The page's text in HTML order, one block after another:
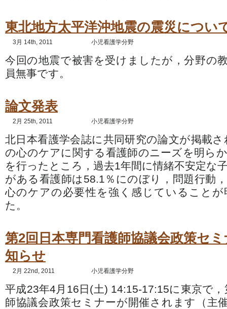
東北地方太平洋沖地震の震災につい
3月 14th, 2011 小児看護学分野
今回の地震で被害を受けましたが，分野の
員無事です。
論文発表
2月 25th, 2011 小児看護学分野
北日本看護学会誌に共同研究の論文が掲載
の心のケアに関する看護師のニーズを明ら
を行ったところ，過去1年間に情緒不安定な
がある看護師は58.1％にのぼり，問題行動
心のケアの必要性を強く感じていること
た。
第2回日本専門看護師協議会政策セ
知らせ
2月 22nd, 2011 小児看護学分野
平成23年4月16日(土) 14:15-17:15に東京で
師協議会政策セミナーが開催されます（主